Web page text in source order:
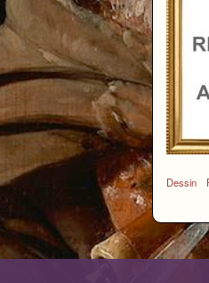
Dessin